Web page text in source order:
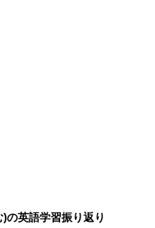
の英語学習振り返り